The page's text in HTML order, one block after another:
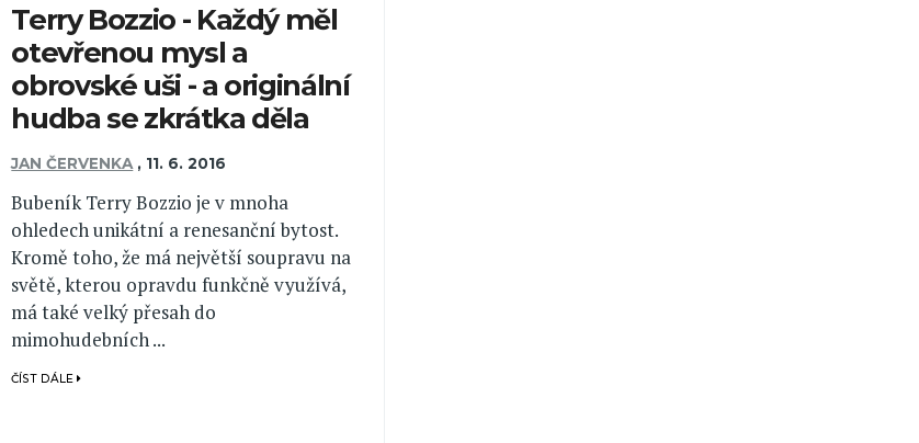
Terry Bozzio - Každý měl
otevřenou mysl a
obrovské uši - a originální
hudba se zkrátka děla
JAN ČERVENKA , 11. 6. 2016
Bubeník Terry Bozzio je v mnoha
ohledech unikátní a renesanční bytost.
Kromě toho, že má největší soupravu na
světě, kterou opravdu funkčně využívá,
má také velký přesah do
mimohudebních ...
ČÍST DÁLE